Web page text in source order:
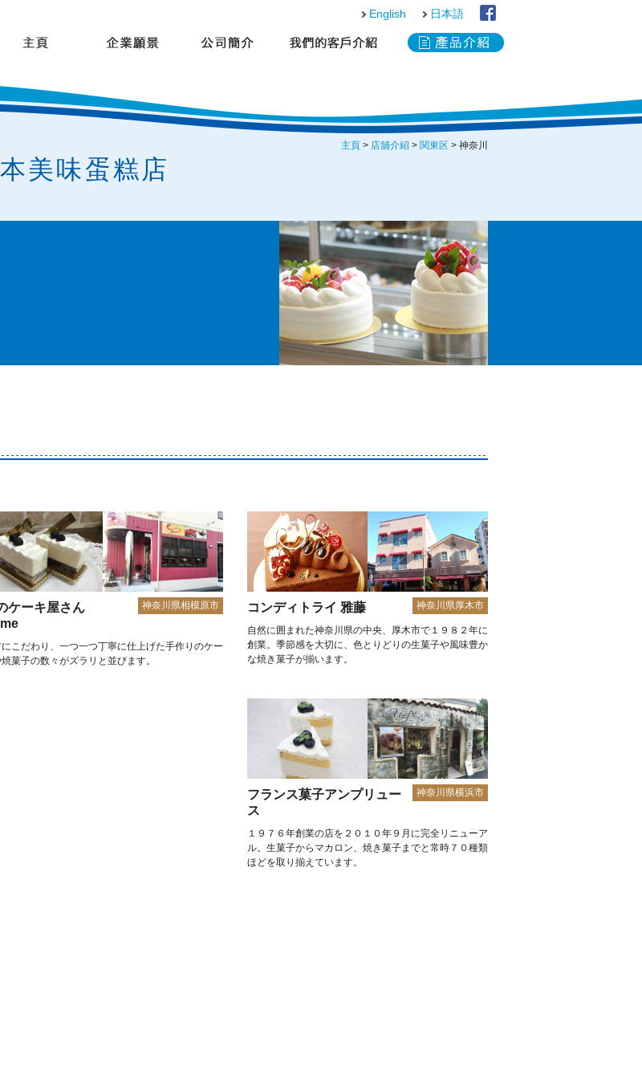
日本語
English
主頁 > 店舖介紹 > 関東区 > 神奈川
美味蛋糕店
ケーキ屋さん
神奈川県相模原市
こだわり、一つ一つ丁寧に仕上げた手作りのケー
菓子の数々がズラリと並びます。
コンディトライ 雅藤 神奈川県厚木市
自然に囲まれた神奈川県の中央、厚木市で１９８２年に
創業。季節感を大切に、色とりどりの生菓子や風味豊か
な焼き菓子が揃います。
フランス菓子アンプリュー
ス
神奈川県横浜市
１９７６年創業の店を２０１０年９月に完全リニューア
ル。生菓子からマカロン、焼き菓子までと常時７０種類
ほどを取り揃えています。